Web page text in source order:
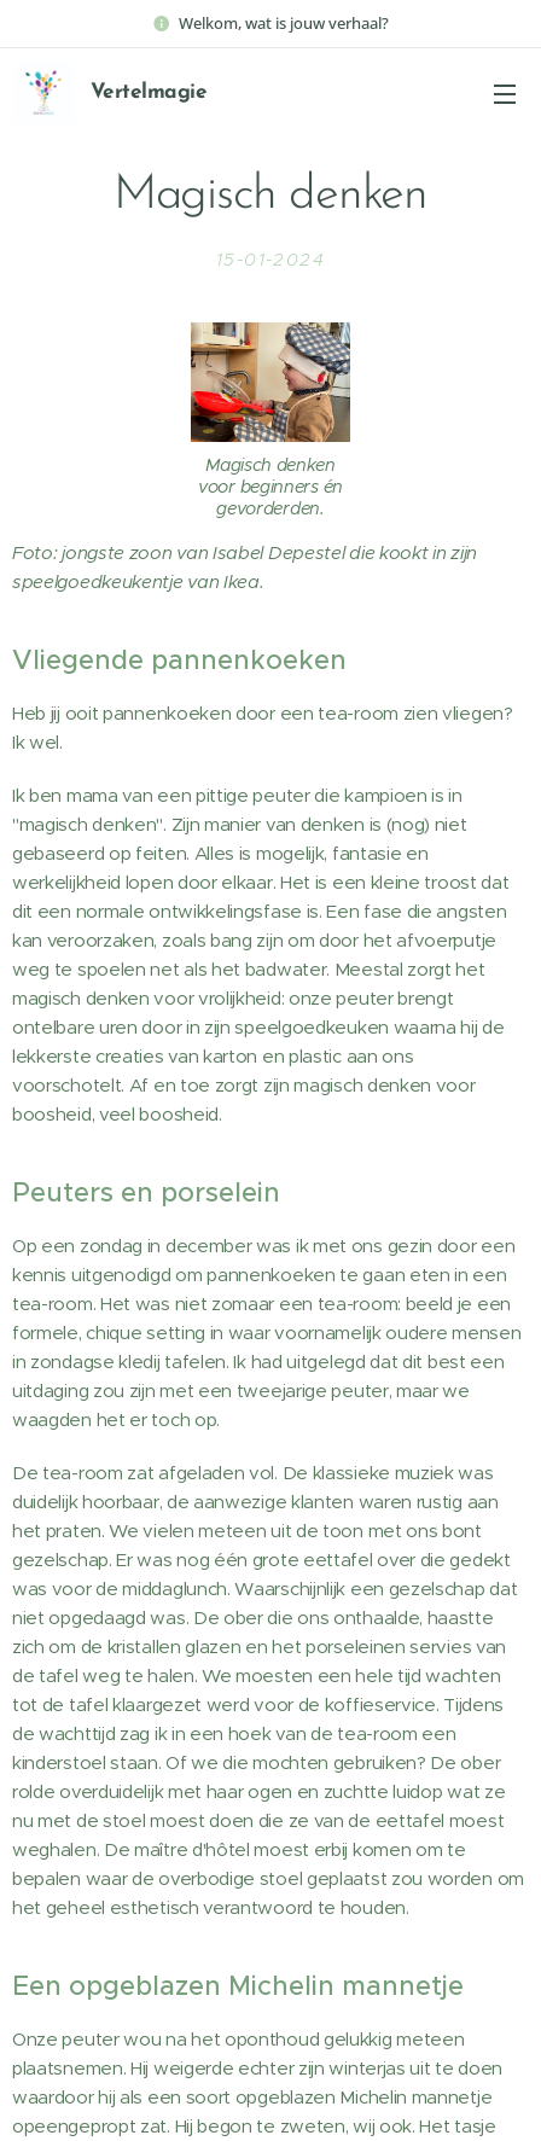
Welkom, wat is jouw verhaal?
Vertelmagie
Magisch denken
15-01-2024
Magisch denken
voor beginners én
gevorderden.
Foto: jongste zoon van Isabel Depestel die kookt in zijn
speelgoedkeukentje van Ikea.
Vliegende pannenkoeken
Heb jij ooit pannenkoeken door een tea-room zien vliegen?
Ik wel.
Ik ben mama van een pittige peuter die kampioen is in
"magisch denken". Zijn manier van denken is (nog) niet
gebaseerd op feiten. Alles is mogelijk, fantasie en
werkelijkheid lopen door elkaar. Het is een kleine troost dat
dit een normale ontwikkelingsfase is. Een fase die angsten
kan veroorzaken, zoals bang zijn om door het afvoerputje
weg te spoelen net als het badwater. Meestal zorgt het
magisch denken voor vrolijkheid: onze peuter brengt
ontelbare uren door in zijn speelgoedkeuken waarna hij de
lekkerste creaties van karton en plastic aan ons
voorschotelt. Af en toe zorgt zijn magisch denken voor
boosheid, veel boosheid.
Peuters en porselein
Op een zondag in december was ik met ons gezin door een
kennis uitgenodigd om pannenkoeken te gaan eten in een
tea-room. Het was niet zomaar een tea-room: beeld je een
formele, chique setting in waar voornamelijk oudere mensen
in zondagse kledij tafelen. Ik had uitgelegd dat dit best een
uitdaging zou zijn met een tweejarige peuter, maar we
waagden het er toch op.
De tea-room zat afgeladen vol. De klassieke muziek was
duidelijk hoorbaar, de aanwezige klanten waren rustig aan
het praten. We vielen meteen uit de toon met ons bont
gezelschap. Er was nog één grote eettafel over die gedekt
was voor de middaglunch. Waarschijnlijk een gezelschap dat
niet opgedaagd was. De ober die ons onthaalde, haastte
zich om de kristallen glazen en het porseleinen servies van
de tafel weg te halen. We moesten een hele tijd wachten
tot de tafel klaargezet werd voor de koffieservice. Tijdens
de wachttijd zag ik in een hoek van de tea-room een
kinderstoel staan. Of we die mochten gebruiken? De ober
rolde overduidelijk met haar ogen en zuchtte luidop wat ze
nu met de stoel moest doen die ze van de eettafel moest
weghalen. De maître d'hôtel moest erbij komen om te
bepalen waar de overbodige stoel geplaatst zou worden om
het geheel esthetisch verantwoord te houden.
Een opgeblazen Michelin mannetje
Onze peuter wou na het oponthoud gelukkig meteen
plaatsnemen. Hij weigerde echter zijn winterjas uit te doen
waardoor hij als een soort opgeblazen Michelin mannetje
opeengepropt zat. Hij begon te zweten, wij ook. Het tasje